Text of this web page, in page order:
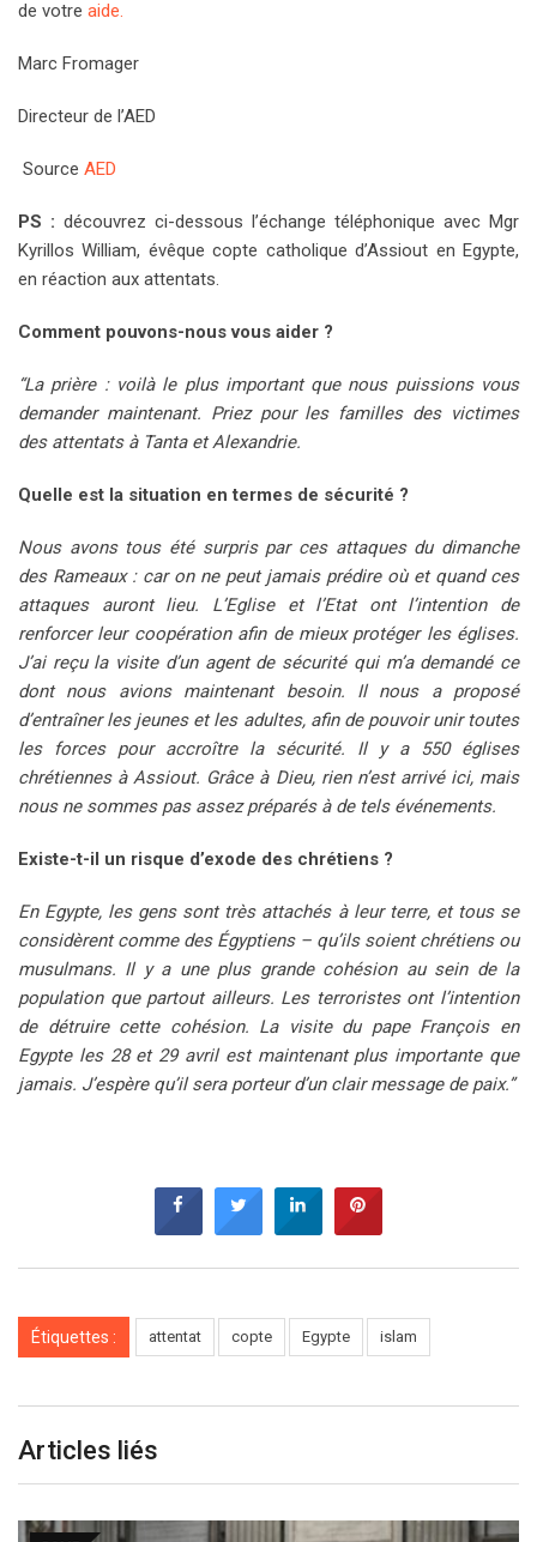
de votre aide.
Marc Fromager
Directeur de l’AED
Source AED
PS : découvrez ci-dessous l’échange téléphonique avec Mgr
Kyrillos William, évêque copte catholique d’Assiout en Egypte,
en réaction aux attentats.
Comment pouvons-nous vous aider ?
“La prière : voilà le plus important que nous puissions vous
demander maintenant. Priez pour les familles des victimes
des attentats à Tanta et Alexandrie.
Quelle est la situation en termes de sécurité ?
Nous avons tous été surpris par ces attaques du dimanche
des Rameaux : car on ne peut jamais prédire où et quand ces
attaques auront lieu. L’Eglise et l’Etat ont l’intention de
renforcer leur coopération afin de mieux protéger les églises.
J’ai reçu la visite d’un agent de sécurité qui m’a demandé ce
dont nous avions maintenant besoin. Il nous a proposé
d’entraîner les jeunes et les adultes, afin de pouvoir unir toutes
les forces pour accroître la sécurité. Il y a 550 églises
chrétiennes à Assiout. Grâce à Dieu, rien n’est arrivé ici, mais
nous ne sommes pas assez préparés à de tels événements.
Existe-t-il un risque d’exode des chrétiens ?
En Egypte, les gens sont très attachés à leur terre, et tous se
considèrent comme des Égyptiens – qu’ils soient chrétiens ou
musulmans. Il y a une plus grande cohésion au sein de la
population que partout ailleurs. Les terroristes ont l’intention
de détruire cette cohésion. La visite du pape François en
Egypte les 28 et 29 avril est maintenant plus importante que
jamais. J’espère qu’il sera porteur d’un clair message de paix.”
Étiquettes : attentat copte Egypte islam
Articles liés